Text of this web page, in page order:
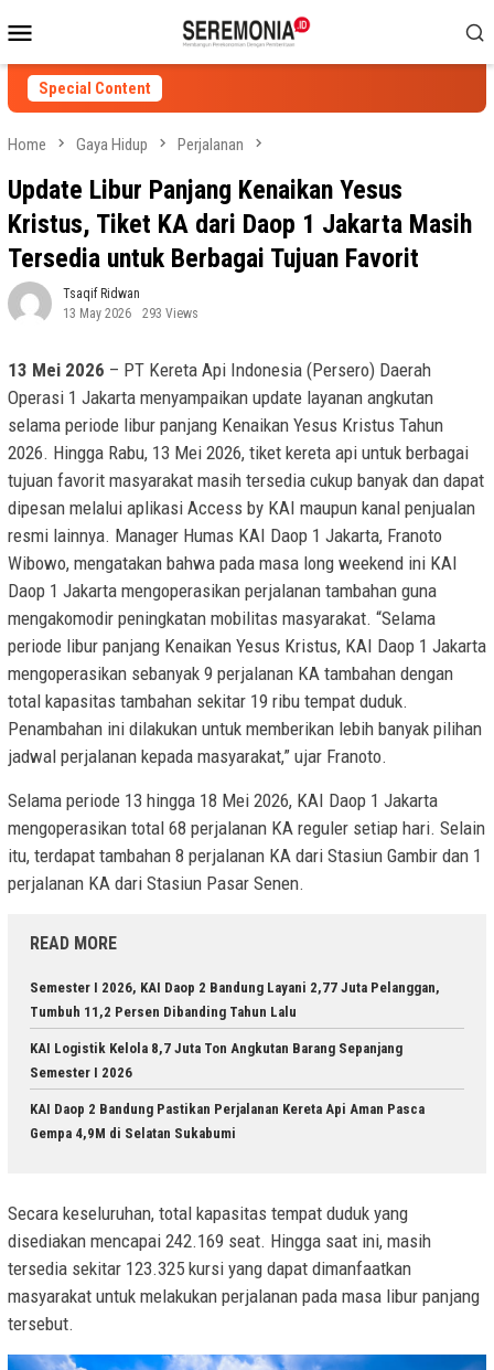
to
contentMenu
Special Content
Home Gaya Hidup Perjalanan
Update Libur Panjang Kenaikan Yesus
Kristus, Tiket KA dari Daop 1 Jakarta Masih
Tersedia untuk Berbagai Tujuan Favorit
Tsaqif Ridwan
13 May 2026
293 Views
13 Mei 2026 – PT Kereta Api Indonesia (Persero) Daerah
Operasi 1 Jakarta menyampaikan update layanan angkutan
selama periode libur panjang Kenaikan Yesus Kristus Tahun
2026. Hingga Rabu, 13 Mei 2026, tiket kereta api untuk berbagai
tujuan favorit masyarakat masih tersedia cukup banyak dan dapat
dipesan melalui aplikasi Access by KAI maupun kanal penjualan
resmi lainnya. Manager Humas KAI Daop 1 Jakarta, Franoto
Wibowo, mengatakan bahwa pada masa long weekend ini KAI
Daop 1 Jakarta mengoperasikan perjalanan tambahan guna
mengakomodir peningkatan mobilitas masyarakat. “Selama
periode libur panjang Kenaikan Yesus Kristus, KAI Daop 1 Jakarta
mengoperasikan sebanyak 9 perjalanan KA tambahan dengan
total kapasitas tambahan sekitar 19 ribu tempat duduk.
Penambahan ini dilakukan untuk memberikan lebih banyak pilihan
jadwal perjalanan kepada masyarakat,” ujar Franoto.
Selama periode 13 hingga 18 Mei 2026, KAI Daop 1 Jakarta
mengoperasikan total 68 perjalanan KA reguler setiap hari. Selain
itu, terdapat tambahan 8 perjalanan KA dari Stasiun Gambir dan 1
perjalanan KA dari Stasiun Pasar Senen.
READ MORE
Semester I 2026, KAI Daop 2 Bandung Layani 2,77 Juta Pelanggan,
Tumbuh 11,2 Persen Dibanding Tahun Lalu
KAI Logistik Kelola 8,7 Juta Ton Angkutan Barang Sepanjang
Semester I 2026
KAI Daop 2 Bandung Pastikan Perjalanan Kereta Api Aman Pasca
Gempa 4,9M di Selatan Sukabumi
Secara keseluruhan, total kapasitas tempat duduk yang
disediakan mencapai 242.169 seat. Hingga saat ini, masih
tersedia sekitar 123.325 kursi yang dapat dimanfaatkan
masyarakat untuk melakukan perjalanan pada masa libur panjang
tersebut.